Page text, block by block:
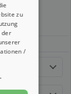
zu
der
/